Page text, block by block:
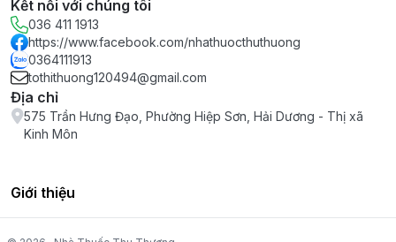
Kết nối với chúng tôi
036 411 1913
https://www.facebook.com/nhathuocthuthuong
0364111913
tothithuong120494@gmail.com
Địa chỉ
575 Trần Hưng Đạo, Phường Hiệp Sơn, Hải Dương - Thị xã
Kinh Môn
Giới thiệu